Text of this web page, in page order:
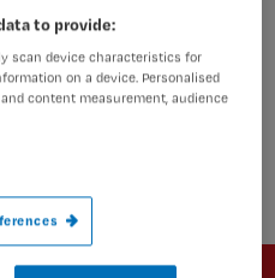
to provide:
scan device characteristics for
on a device. Personalised
content measurement, audience